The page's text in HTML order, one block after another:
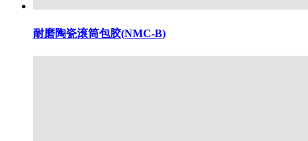
耐磨陶瓷滚筒包胶(NMC-B)